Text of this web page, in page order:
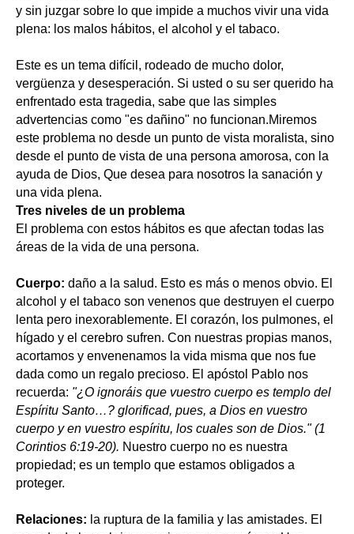
y sin juzgar sobre lo que impide a muchos vivir una vida
plena: los malos hábitos, el alcohol y el tabaco.
Este es un tema difícil, rodeado de mucho dolor,
vergüenza y desesperación. Si usted o su ser querido ha
enfrentado esta tragedia, sabe que las simples
advertencias como "es dañino" no funcionan.Miremos
este problema no desde un punto de vista moralista, sino
desde el punto de vista de una persona amorosa, con la
ayuda de Dios, Que desea para nosotros la sanación y
una vida plena.
Tres niveles de un problema
El problema con estos hábitos es que afectan todas las
áreas de la vida de una persona.
Cuerpo: daño a la salud. Esto es más o menos obvio. El
alcohol y el tabaco son venenos que destruyen el cuerpo
lenta pero inexorablemente. El corazón, los pulmones, el
hígado y el cerebro sufren. Con nuestras propias manos,
acortamos y envenenamos la vida misma que nos fue
dada como un regalo precioso. El apóstol Pablo nos
recuerda: "¿O ignoráis que vuestro cuerpo es templo del
Espíritu Santo…? glorificad, pues, a Dios en vuestro
cuerpo y en vuestro espíritu, los cuales son de Dios." (1
Corintios 6:19-20). Nuestro cuerpo no es nuestra
propiedad; es un templo que estamos obligados a
proteger.
Relaciones: la ruptura de la familia y las amistades. El